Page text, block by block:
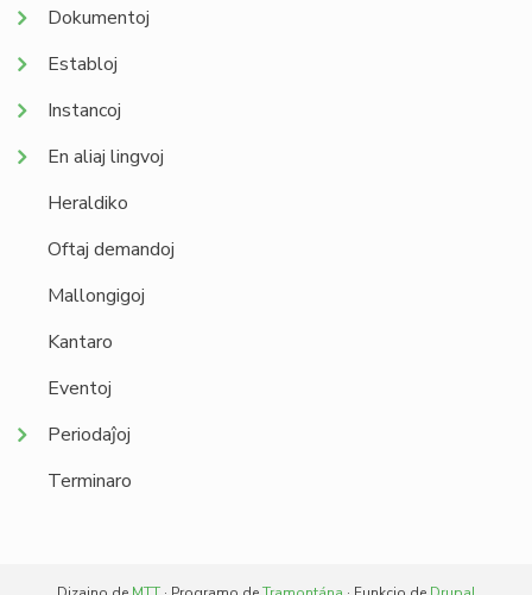
Dokumentoj
Establoj
Instancoj
En aliaj lingvoj
Heraldiko
Oftaj demandoj
Mallongigoj
Kantaro
Eventoj
Periodaĵoj
Terminaro